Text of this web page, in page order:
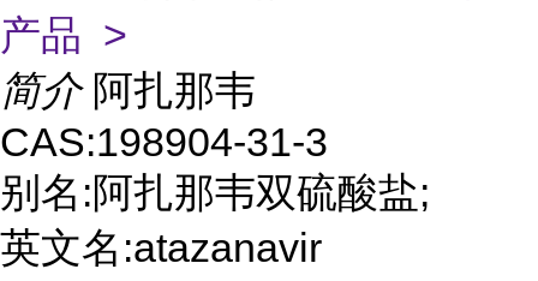
产品 >
简介 阿扎那韦
CAS:198904-31-3
别名:阿扎那韦双硫酸盐;
英文名:atazanavir